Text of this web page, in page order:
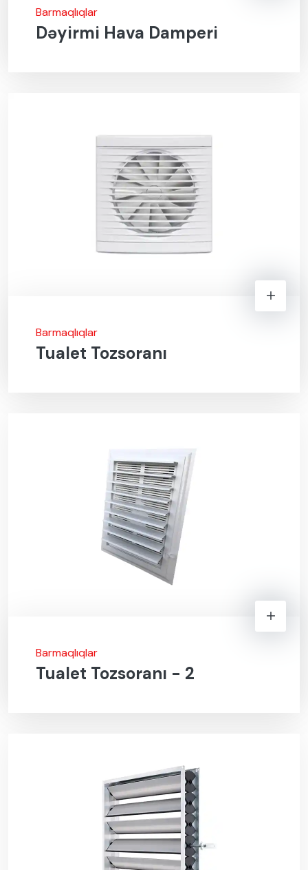
Barmaqlıqlar
Dəyirmi Hava Damperi
Barmaqlıqlar
Tualet Tozsoranı
Barmaqlıqlar
Tualet Tozsoranı - 2